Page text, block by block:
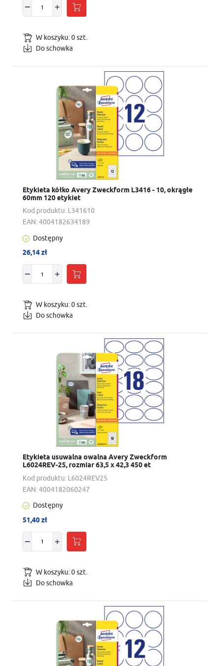
W koszyku:0szt.
Do schowka
Kod produktu: L341610
Etykieta kółko Avery Zweckform L3416 - 10, okrągłe
60mm 120 etykiet
EAN:4004182634189
Dostępny
26,14 zł
W koszyku:0szt.
Do schowka
Kod produktu: L6024REV25
Etykieta usuwalna owalna Avery Zweckform
L6024REV-25, rozmiar 63,5 x 42,3 450 et
EAN:4004182060247
Dostępny
51,40 zł
W koszyku:0szt.
Do schowka